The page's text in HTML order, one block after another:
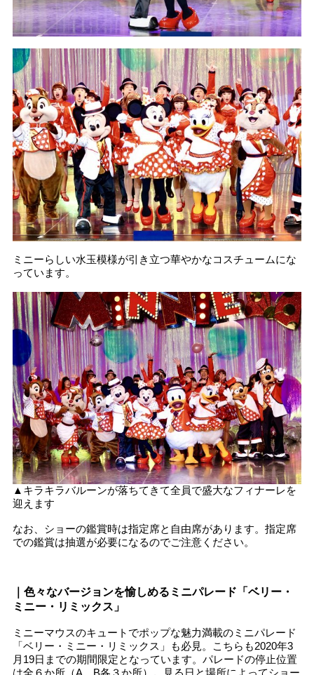
ミニーらしい水玉模様が引き立つ華やかなコスチュームにな
っています。
▲キラキラバルーンが落ちてきて全員で盛大なフィナーレを
迎えます
なお、ショーの鑑賞時は指定席と自由席があります。指定席
での鑑賞は抽選が必要になるのでご注意ください。
｜色々なバージョンを愉しめるミニパレード「ベリー・
ミニー・リミックス」
ミニーマウスのキュートでポップな魅力満載のミニパレード
「ベリー・ミニー・リミックス」も必見。こちらも2020年3
月19日までの期間限定となっています。パレードの停止位置